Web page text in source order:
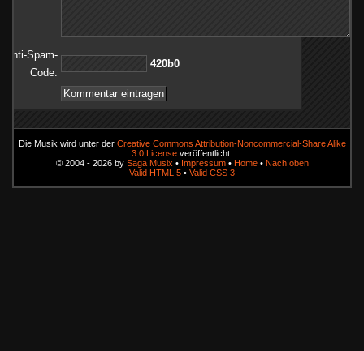
Anti-Spam-
Code:
0b024
Die Musik wird unter der Creative Commons Attribution-Noncommercial-Share Alike
3.0 License veröffentlicht.
© 2004 - 2026 by Saga Musix • Impressum• Home• Nach oben
Valid HTML 5 • Valid CSS 3